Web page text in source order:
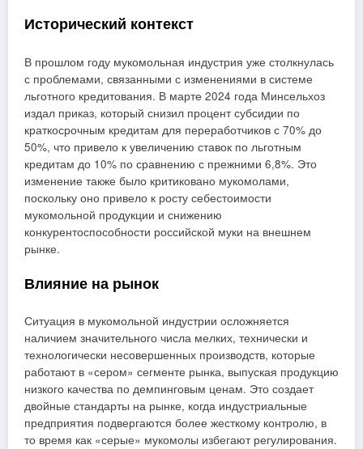
Исторический контекст
В прошлом году мукомольная индустрия уже столкнулась
с проблемами, связанными с изменениями в системе
льготного кредитования. В марте 2024 года Минсельхоз
издал приказ, который снизил процент субсидии по
краткосрочным кредитам для переработчиков с 70% до
50%, что привело к увеличению ставок по льготным
кредитам до 10% по сравнению с прежними 6,8%. Это
изменение также было критиковано мукомолами,
поскольку оно привело к росту себестоимости
мукомольной продукции и снижению
конкурентоспособности российской муки на внешнем
рынке.
Влияние на рынок
Ситуация в мукомольной индустрии осложняется
наличием значительного числа мелких, технически и
технологически несовершенных производств, которые
работают в «сером» сегменте рынка, выпуская продукцию
низкого качества по демпинговым ценам. Это создает
двойные стандарты на рынке, когда индустриальные
предприятия подвергаются более жесткому контролю, в
то время как «серые» мукомолы избегают регулирования.